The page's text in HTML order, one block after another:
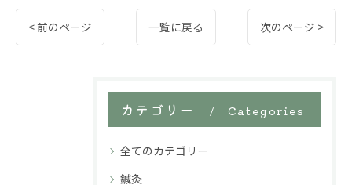
< 前のページ 一覧に戻る 次のページ >
カテゴリー Categories
全てのカテゴリー
鍼灸